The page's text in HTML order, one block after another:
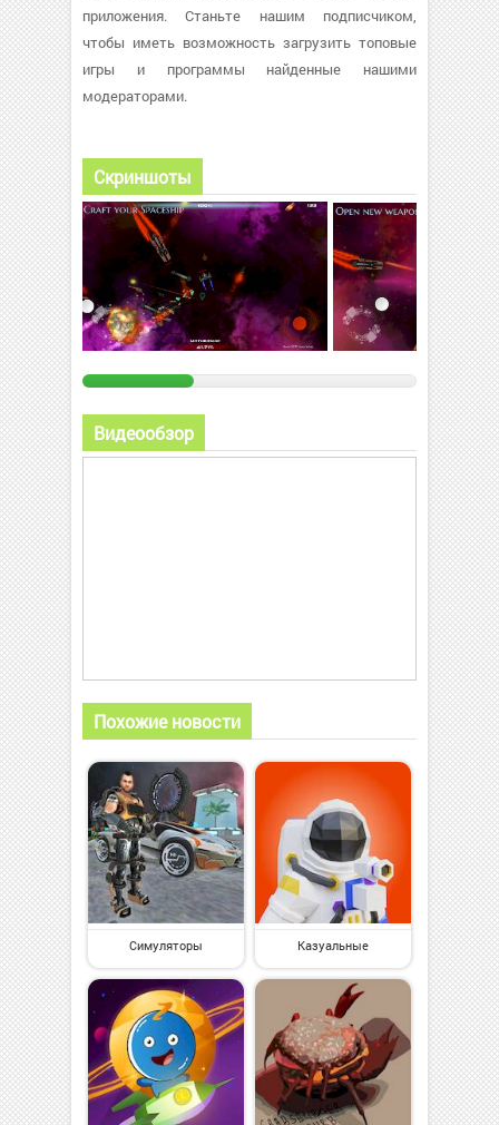
приложения. Станьте нашим подписчиком,
чтобы иметь возможность загрузить топовые
игры и программы найденные нашими
модераторами.
Скриншоты
Видеообзор
Похожие новости
Симуляторы Казуальные